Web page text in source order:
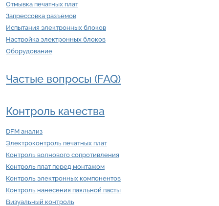
Отмывка печатных плат
Запрессовка разъёмов
Испытания электронных блоков
Настройка электронных блоков
Оборудование
Частые вопросы (FAQ)
Контроль качества
DFM анализ
Электроконтроль печатных плат
Контроль волнового сопротивления
Контроль плат перед монтажом
Контроль электронных компонентов
Контроль нанесения паяльной пасты
Визуальный контроль